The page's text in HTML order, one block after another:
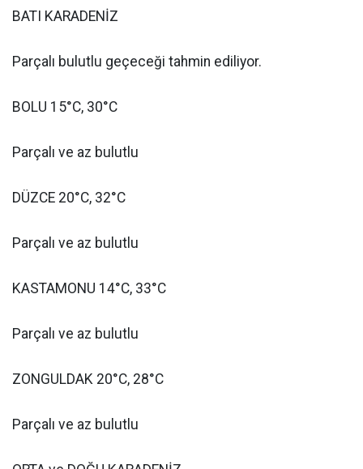
BATI KARADENİZ
Parçalı bulutlu geçeceği tahmin ediliyor.
BOLU 15°C, 30°C
Parçalı ve az bulutlu
DÜZCE 20°C, 32°C
Parçalı ve az bulutlu
KASTAMONU 14°C, 33°C
Parçalı ve az bulutlu
ZONGULDAK 20°C, 28°C
Parçalı ve az bulutlu